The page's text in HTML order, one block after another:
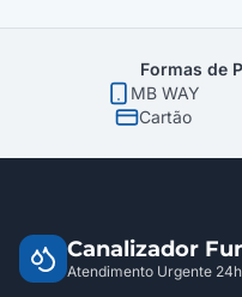
Formas de
MB WAY
Cartão
Canalizador
Atendimento Urgente 24h